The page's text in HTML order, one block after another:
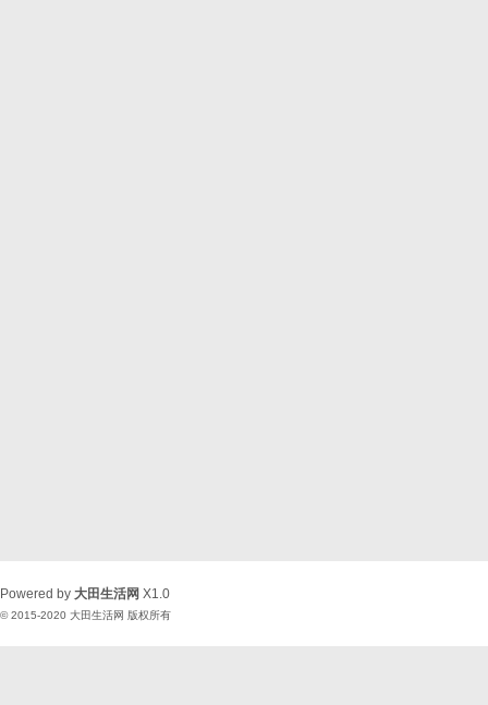
Powered by 大田生活网 X1.0
© 2015-2020 大田生活网 版权所有